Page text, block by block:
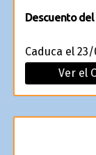
Descuento
Caduca el
Ver el